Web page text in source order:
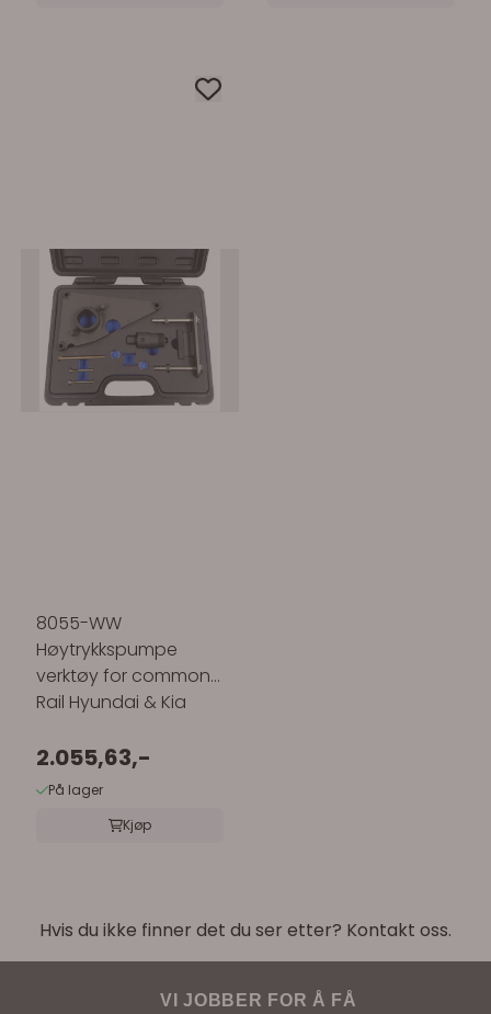
8055-WW
Høytrykkspumpe
verktøy for common-
Rail Hyundai & Kia
2.055,63,-
På lager
Kjøp
Hvis du ikke finner det du ser etter? Kontakt oss.
VI JOBBER FOR Å FÅ